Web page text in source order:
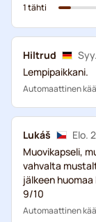
1 tähti
Hiltrud
Lempipaikkani.
Automaattinen
Lukáš
Elo.
Muovikapseli,
vahvalta
jälkeen
9/10
Automaattinen